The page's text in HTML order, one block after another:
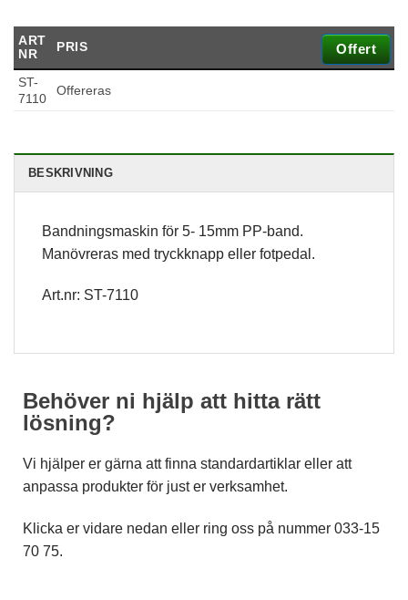
ART
NR
PRIS
ST-
7110
Offereras
Offert
BESKRIVNING
Bandningsmaskin för 5- 15mm PP-band.
Manövreras med tryckknapp eller fotpedal.
Art.nr: ST-7110
Behöver ni hjälp att hitta rätt
lösning?
Vi hjälper er gärna att finna standardartiklar eller att
anpassa produkter för just er verksamhet.
Klicka er vidare nedan eller ring oss på nummer 033-15
70 75.
Nödvändiga
välja bort. De
För att vi ska
kunna
förbättra
funktionalitet
uppbyggnad,